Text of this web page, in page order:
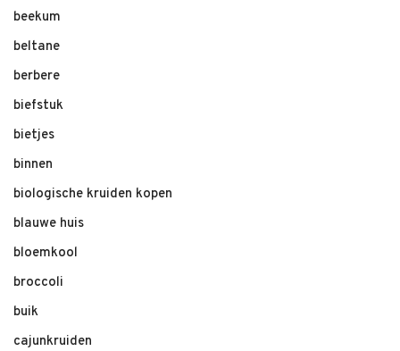
beekum
beltane
berbere
biefstuk
bietjes
binnen
biologische kruiden kopen
blauwe huis
bloemkool
broccoli
buik
cajunkruiden